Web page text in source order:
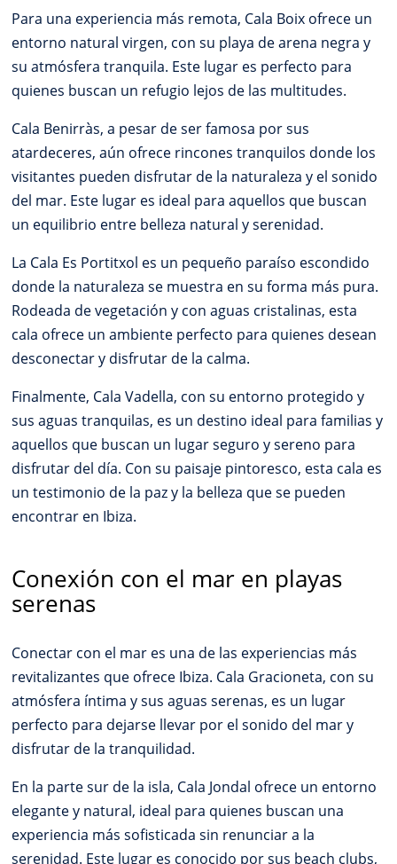
Para una experiencia más remota, Cala Boix ofrece un
entorno natural virgen, con su playa de arena negra y
su atmósfera tranquila. Este lugar es perfecto para
quienes buscan un refugio lejos de las multitudes.
Cala Benirràs, a pesar de ser famosa por sus
atardeceres, aún ofrece rincones tranquilos donde los
visitantes pueden disfrutar de la naturaleza y el sonido
del mar. Este lugar es ideal para aquellos que buscan
un equilibrio entre belleza natural y serenidad.
La Cala Es Portitxol es un pequeño paraíso escondido
donde la naturaleza se muestra en su forma más pura.
Rodeada de vegetación y con aguas cristalinas, esta
cala ofrece un ambiente perfecto para quienes desean
desconectar y disfrutar de la calma.
Finalmente, Cala Vadella, con su entorno protegido y
sus aguas tranquilas, es un destino ideal para familias y
aquellos que buscan un lugar seguro y sereno para
disfrutar del día. Con su paisaje pintoresco, esta cala es
un testimonio de la paz y la belleza que se pueden
encontrar en Ibiza.
Conexión con el mar en playas
serenas
Conectar con el mar es una de las experiencias más
revitalizantes que ofrece Ibiza. Cala Gracioneta, con su
atmósfera íntima y sus aguas serenas, es un lugar
perfecto para dejarse llevar por el sonido del mar y
disfrutar de la tranquilidad.
En la parte sur de la isla, Cala Jondal ofrece un entorno
elegante y natural, ideal para quienes buscan una
experiencia más sofisticada sin renunciar a la
serenidad. Este lugar es conocido por sus beach clubs,